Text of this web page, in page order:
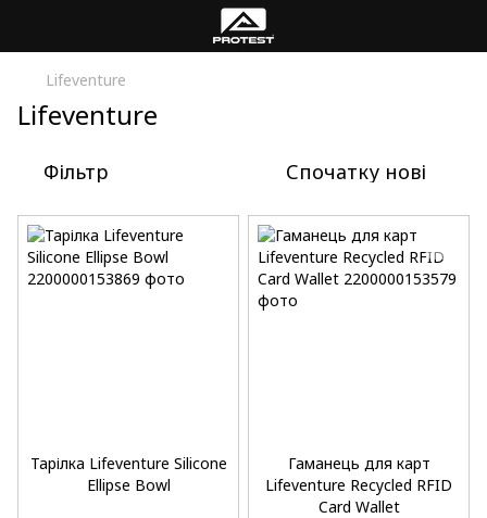
Lifeventure
Lifeventure
Фільтр Спочатку нові
Тарілка Lifeventure Silicone
Ellipse Bowl
Гаманець для карт
Lifeventure Recycled RFID
Card Wallet